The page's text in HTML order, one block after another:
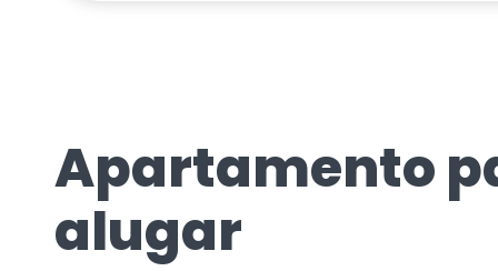
Apartamento
alugar